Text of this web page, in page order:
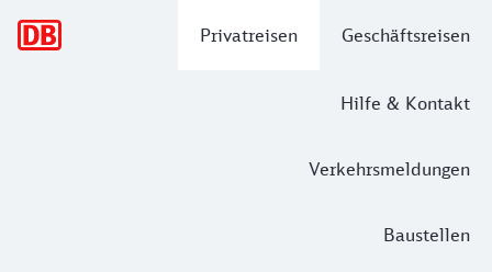
Privatreisen Geschäftsreisen
Hilfe & Kontakt
Verkehrsmeldungen
Baustellen